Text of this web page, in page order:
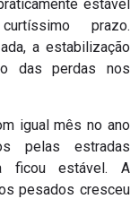
estável
prazo.
a estabilização
das perdas nos
igual mês no ano
pelas estradas
ficou estável. A
pesados cresceu